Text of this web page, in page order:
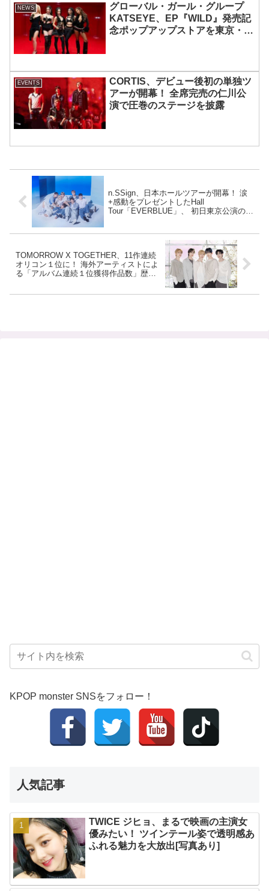
NEWS
グローバル・ガール・グループ
KATSEYE、EP『WILD』発売記
念ポップアップストアを東京・原
EVENTS
CORTIS、デビュー後初の単独ツ
アーが開幕！ 全席完売の仁川公
演で圧巻のステージを披露
n.SSign、日本ホールツアーが開幕！ 涙
+感動をプレゼントしたHall
Tour「EVERBLUE」、 初日東京公演のラ
TOMORROW X TOGETHER、11作連続
オリコン１位に！ 海外アーティストによ
る「アルバム連続１位獲得作品数」歴代
KPOP monster SNSをフォロー！
人気記事
TWICE ジヒョ、まるで映画の主演女
優みたい！ ツインテール姿で透明感あ
ふれる魅力を大放出[写真あり]